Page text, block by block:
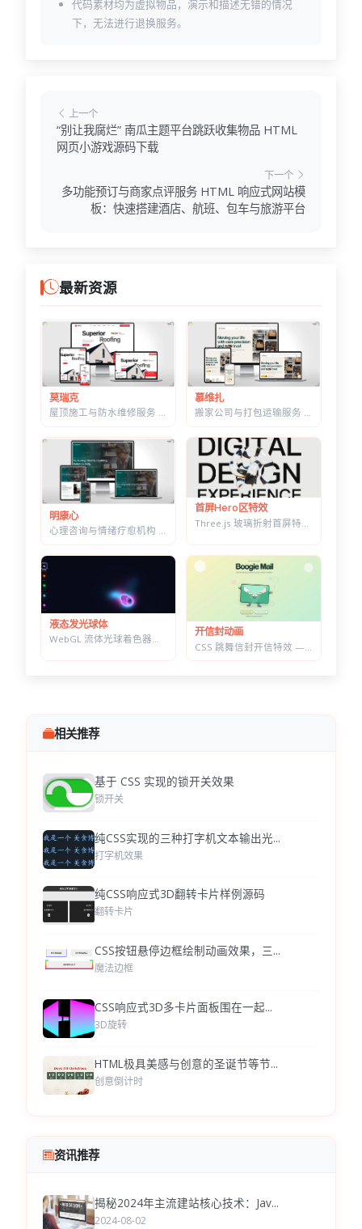
代码素材均为虚拟物品，演示和描述无错的情况
下，无法进行退换服务。
上一个
“别让我腐烂” 南瓜主题平台跳跃收集物品 HTML
网页小游戏源码下载
下一个
多功能预订与商家点评服务 HTML 响应式网站模
板：快速搭建酒店、航班、包车与旅游平台
最新资源
莫瑞克
屋顶施工与防水维修服务 HTML 建站模板 | 含施工流程页与质保承诺页
慕维扎
搬家公司与打包运输服务 HTML 响应式建站模板 | 首屏内置在线估价表单
明康心
心理咨询与情绪疗愈机构 HTML 建站模板 | 个体咨询/家庭治疗/正念课程网站专用
首屏Hero区特效
液态发光球体
开信封动画
相关推荐
基于 CSS 实现的锁开关效果
锁开关
纯CSS实现的三种打字机文本输出光...
打字机效果
纯CSS响应式3D翻转卡片样例源码
翻转卡片
CSS按钮悬停边框绘制动画效果，三...
魔法边框
CSS响应式3D多卡片面板围在一起...
3D旋转
HTML极具美感与创意的圣诞节等节...
创意倒计时
资讯推荐
揭秘2024年主流建站核心技术：Jav...
2024-08-02